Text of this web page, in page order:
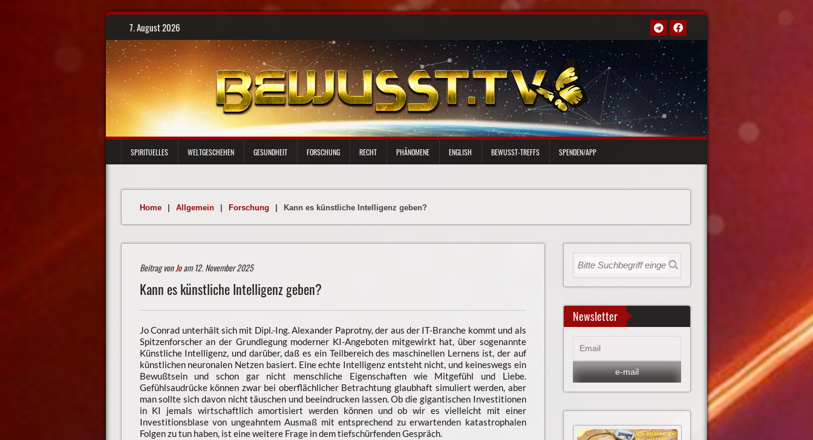
Skip
content
7. August 2026
SPIRITUELLES WELTGESCHEHEN GESUNDHEIT FORSCHUNG RECHT PHÄNOMENE ENGLISH BEWUSST-TREFFS SPENDEN/APP
Home Allgemein Forschung Kann es künstliche Intelligenz geben?
Beitrag vonJoam 12. November 2025
Kann es künstliche Intelligenz geben?
Jo Conrad unterhält sich mit Dipl.-Ing. Alexander Paprotny, der aus der IT-Branche kommt und als
Spitzenforscher an der Grundlegung moderner KI-Angeboten mitgewirkt hat, über sogenannte
Künstliche Intelligenz, und darüber, daß es ein Teilbereich des maschinellen Lernens ist, der auf
künstlichen neuronalen Netzen basiert. Eine echte Intelligenz entsteht nicht, und keineswegs ein
Bewußtsein und schon gar nicht menschliche Eigenschaften wie Mitgefühl und Liebe.
Gefühlsaudrücke können zwar bei oberflächlicher Betrachtung glaubhaft simuliert werden, aber
man sollte sich davon nicht täuschen und beeindrucken lassen. Ob die gigantischen Investitionen
in KI jemals wirtschaftlich amortisiert werden können und ob wir es vielleicht mit einer
Investitionsblase von ungeahntem Ausmaß mit entsprechend zu erwartenden katastrophalen
Folgen zu tun haben, ist eine weitere Frage in dem tiefschürfenden Gespräch.
Newsletter